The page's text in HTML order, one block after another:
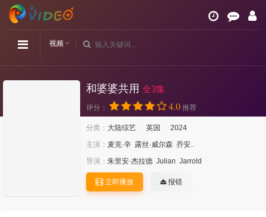
视频
和婆婆共用 全3集
评分： 4.0 推荐
分类： 大陆综艺 英国
2024
主演： 麦克·辛 露丝·威尔森 乔安..
导演： 朱里安·杰拉德 Julian Jarrold
立即播放 报错